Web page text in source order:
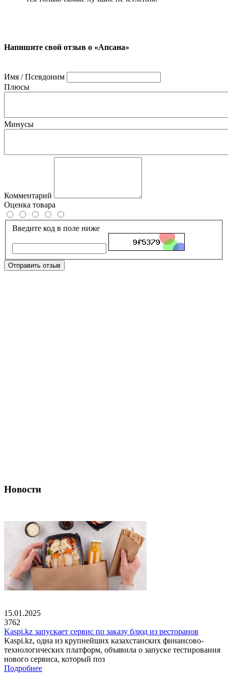
Напишите свой отзыв о «Апсана»
Имя / Псевдоним
Плюсы
Минусы
Комментарий
Оценка товара
Введите код в поле ниже
Отправить отзыв
Новости
15.01.2025
3762
Kaspi.kz запускает сервис по заказу блюд из ресторанов
Kaspi.kz, одна из крупнейших казахстанских финансово-
технологических платформ, объявила о запуске тестирования
нового сервиса, который поз
Подробнее